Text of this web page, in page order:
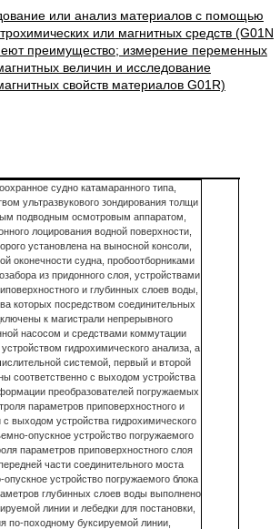
или анализ материалов с помощью
или магнитных средств (G01N
преимущество; измерение переменных
величин и исследование
свойств материалов G01R)
судно катамаранного типа,
ультразвукового зондирования толщи
подводным осмотровым аппаратом,
лоцирования водной поверхности,
установлена на выносной консоли,
оконечности судна, пробоотборниками
из придонного слоя, устройствами
и глубинных слоев воды,
которых посредством соединительных
к магистрали непрерывного
насосом и средствами коммутации
гидрохимического анализа, а
системой, первый и второй
соответственно с выходом устройства
преобразователей погружаемых
параметров приповерхностного и
выходом устройства гидрохимического
опускное устройство погружаемого
параметров приповерхностного слоя
части соединительного моста
устройство погружаемого блока
глубинных слоев воды выполнено
линии и лебедки для постановки,
по-походному буксируемой линии,